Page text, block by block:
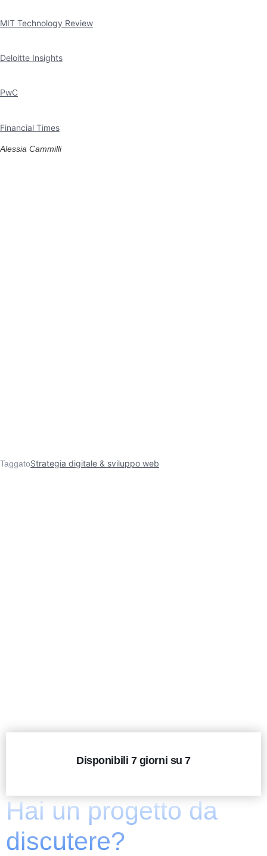
MIT Technology Review
Deloitte Insights
PwC
Financial Times
Alessia Cammilli
TaggatoStrategia digitale & sviluppo web
Disponibili 7 giorni su 7
Hai un progetto da
discutere?